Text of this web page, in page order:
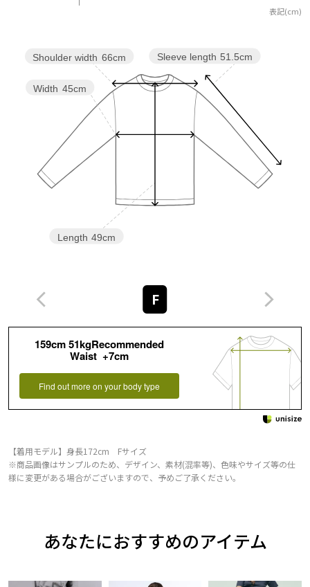
表記(cm)
Sleeve length 51.5cm
Length 49cm
Width 45cm
Shoulder width 66cm
F
159cm 51kgRecommended
Waist +7cm
Find out more on your body type
【着用モデル】身長172cm Fサイズ
※商品画像はサンプルのため、デザイン、素材(混率等)、色味やサイズ等の仕
様に変更がある場合がございますので、予めご了承ください。
あなたにおすすめのアイテム